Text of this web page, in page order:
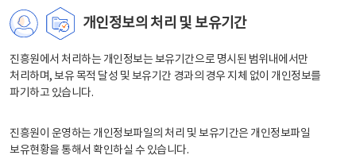
개인정보의 처리 및 보유기간
진흥원에서 처리하는 개인정보는 보유기간으로 명시된 범위내에서만
처리하며, 보유 목적 달성 및 보유기간 경과의 경우 지체 없이 개인정보를
파기하고 있습니다.
진흥원이 운영하는 개인정보파일의 처리 및 보유기간은 개인정보파일
보유현황을 통해서 확인하실 수 있습니다.